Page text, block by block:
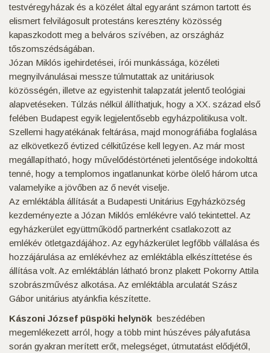
testvéregyházak és a közélet által egyaránt számon tartott és
elismert felvilágosult protestáns keresztény közösség
kapaszkodott meg a belváros szívében, az országház
tőszomszédságában.
Józan Miklós igehirdetései, írói munkássága, közéleti
megnyilvánulásai messze túlmutattak az unitáriusok
közösségén, illetve az egyistenhit talapzatát jelentő teológiai
alapvetéseken. Túlzás nélkül állíthatjuk, hogy a XX. század első
felében Budapest egyik legjelentősebb egyházpolitikusa volt.
Szellemi hagyatékának feltárása, majd monográfiába foglalása
az elkövetkező évtized célkitűzése kell legyen. Az már most
megállapítható, hogy művelődéstörténeti jelentősége indokolttá
tenné, hogy a templomos ingatlanunkat körbe ölelő három utca
valamelyike a jövőben az ő nevét viselje.
Az emléktábla állítását a Budapesti Unitárius Egyházközség
kezdeményezte a Józan Miklós emlékévre való tekintettel. Az
egyházkerület együttműködő partnerként csatlakozott az
emlékév ötletgazdájához. Az egyházkerület legfőbb vállalása és
hozzájárulása az emlékévhez az emléktábla elkészíttetése és
állítása volt. Az emléktáblán látható bronz plakett Pokorny Attila
szobrászművész alkotása. Az emléktábla arculatát Szász
Gábor unitárius atyánkfia készítette.
Kászoni József püspöki helynök beszédében
megemlékezett arról, hogy a több mint húszéves pályafutása
során gyakran merített erőt, melegséget, útmutatást elődjétől,